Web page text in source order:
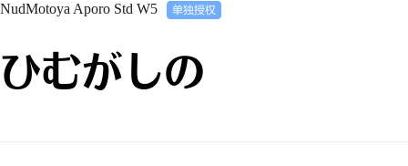
NudMotoya Aporo Std W5
ひむがしの